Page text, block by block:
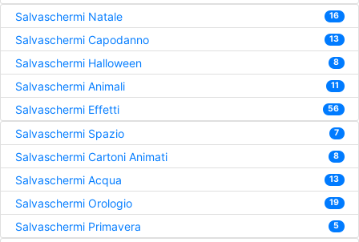
Salvaschermi Natale 16
Salvaschermi Capodanno 13
Salvaschermi Halloween 8
Salvaschermi Animali 11
Salvaschermi Effetti 56
Salvaschermi Spazio 7
Salvaschermi Cartoni Animati 8
Salvaschermi Acqua 13
Salvaschermi Orologio 19
Salvaschermi Primavera 5